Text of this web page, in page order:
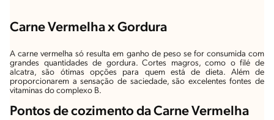
Carne Vermelha x Gordura
A carne vermelha só resulta em ganho de peso se for consumida com
grandes quantidades de gordura. Cortes magros, como o filé de
alcatra, são ótimas opções para quem está de dieta. Além de
proporcionarem a sensação de saciedade, são excelentes fontes de
vitaminas do complexo B.
Pontos de cozimento da Carne Vermelha